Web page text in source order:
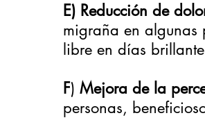
E) Reducción de
migraña en algunas
libre en días
F) Mejora de la
personas,